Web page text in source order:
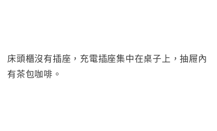
床頭櫃沒有插座，充電插座集中在桌子上，抽屜內
有茶包咖啡。